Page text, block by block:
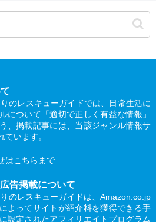
のレスキューガイドでは、日常生活に
について「適切で正しく有益な情報」
、掲載記事には、当該ジャンル情報サ
います。
はこちら まで
告掲載について
のレスキューガイドは、Amazon.co.jp
よってサイトが紹介料を獲得できる手
設定されたアフィリエイトプログラム